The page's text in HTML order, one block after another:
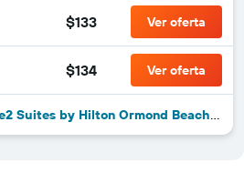
$133 Ver oferta
$134 Ver oferta
25 ofertas más de Home2 Suites by Hilton Ormond Beach Oceanfront